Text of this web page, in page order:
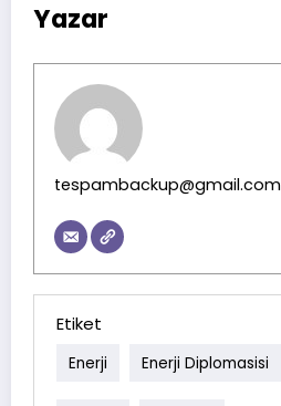
Yazar
tespambackup@gmail.com
Etiket
Enerji Enerji Diplomasisi